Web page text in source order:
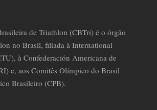
de Triathlon (CBTri) é o órgão
no Brasil, filiada à International
à Confederación Americana de
e, aos Comitês Olímpico do Brasil
Brasileiro (CPB).